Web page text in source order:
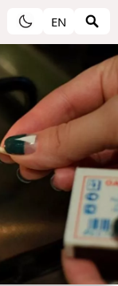
EN